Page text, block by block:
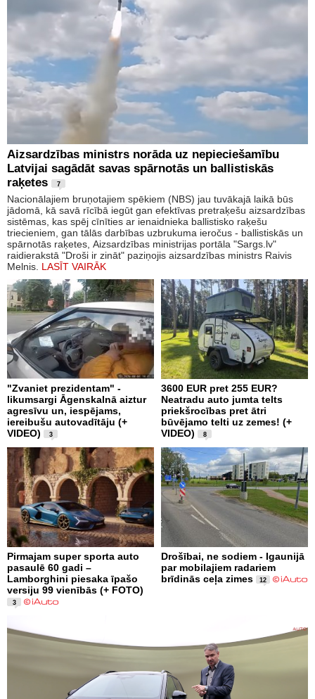
Aizsardzības ministrs norāda uz nepieciešamību
Latvijai sagādāt savas spārnotās un ballistiskās
raķetes
7
Nacionālajiem bruņotajiem spēkiem (NBS) jau tuvākajā laikā būs
jādomā, kā savā rīcībā iegūt gan efektīvas pretraķešu aizsardzības
sistēmas, kas spēj cīnīties ar ienaidnieka ballistisko raķešu
triecieniem, gan tālās darbības uzbrukuma ieročus - ballistiskās un
spārnotās raķetes, Aizsardzības ministrijas portāla "Sargs.lv"
raidierakstā "Droši ir zināt" paziņojis aizsardzības ministrs Raivis
Melnis. LASĪT VAIRĀK
"Zvaniet prezidentam" -
likumsargi Āgenskalnā aiztur
agresīvu un, iespējams,
iereibušu autovadītāju (+
VIDEO)
3
3600 EUR pret 255 EUR?
Neatradu auto jumta telts
priekšrocības pret ātri
būvējamo telti uz zemes! (+
VIDEO)
8
Pirmajam super sporta auto
pasaulē 60 gadi –
Lamborghini piesaka īpašo
versiju 99 vienībās (+ FOTO)
3
Drošībai, ne sodiem - Igaunijā
par mobilajiem radariem
brīdinās ceļa zimes
12